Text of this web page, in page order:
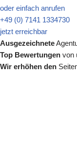
oder einfach anrufen
+49 (0) 7141 1334730
jetzt erreichbar
Ausgezeichnete
Top Bewertungen von
Wir erhöhen den